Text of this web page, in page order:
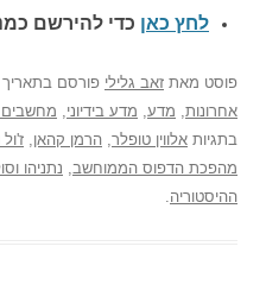
לחץ כאן כדי להירשם כ
פוסט מאת זאב גלילי פורסם בתאריך
אחרונות מדע מדע בידיוני מחשבים
בתגיות אלווין טופלר הרמן קהאן ז'ול
מהפכת הדפוס הממוחשב נתניהו
ההיסטוריה